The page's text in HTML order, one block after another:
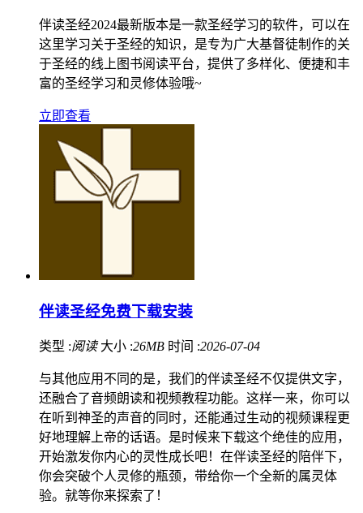
伴读圣经2024最新版本是一款圣经学习的软件，可以在
这里学习关于圣经的知识，是专为广大基督徒制作的关
于圣经的线上图书阅读平台，提供了多样化、便捷和丰
富的圣经学习和灵修体验哦~
立即查看
伴读圣经免费下载安装
类型 :阅读 大小 :26MB 时间 :2026-07-04
与其他应用不同的是，我们的伴读圣经不仅提供文字，
还融合了音频朗读和视频教程功能。这样一来，你可以
在听到神圣的声音的同时，还能通过生动的视频课程更
好地理解上帝的话语。是时候来下载这个绝佳的应用，
开始激发你内心的灵性成长吧！在伴读圣经的陪伴下，
你会突破个人灵修的瓶颈，带给你一个全新的属灵体
验。就等你来探索了！